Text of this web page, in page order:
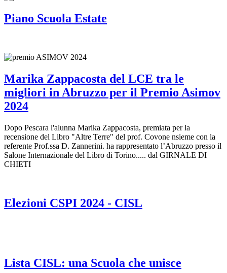
Piano Scuola Estate
Marika Zappacosta del LCE tra le
migliori in Abruzzo per il Premio Asimov
2024
Dopo Pescara l'alunna Marika Zappacosta, premiata per la
recensione del Libro "Altre Terre" del prof. Covone nsieme con la
referente Prof.ssa D. Zannerini. ha rappresentato l’Abruzzo presso il
Salone Internazionale del Libro di Torino..... dal GIRNALE DI
CHIETI
Elezioni CSPI 2024 - CISL
Lista CISL: una Scuola che unisce